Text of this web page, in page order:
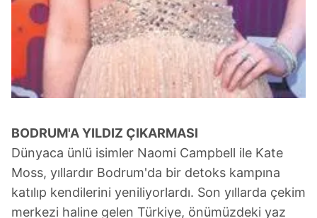
BODRUM'A YILDIZ ÇIKARMASI
Dünyaca ünlü isimler Naomi Campbell ile Kate
Moss, yıllardır Bodrum'da bir detoks kampına
katılıp kendilerini yeniliyorlardı. Son yıllarda çekim
merkezi haline gelen Türkiye, önümüzdeki yaz